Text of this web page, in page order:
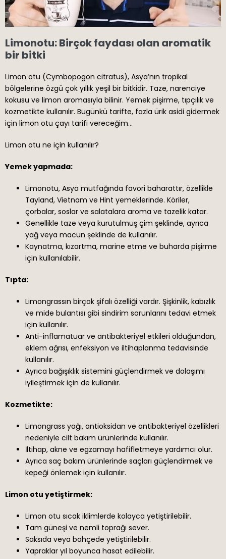
Limonotu: Birçok faydası olan aromatik
bir bitki
Limon otu (Cymbopogon citratus), Asya’nın tropikal
bölgelerine özgü çok yıllık yeşil bir bitkidir. Taze, narenciye
kokusu ve limon aromasıyla bilinir. Yemek pişirme, tıpçılık ve
kozmetikte kullanılır. Bugünkü tarifte, fazla ürik asidi gidermek
için limon otu çayı tarifi vereceğim…
Limon otu ne için kullanılır?
Yemek yapmada:
Limonotu, Asya mutfağında favori baharattır, özellikle
Tayland, Vietnam ve Hint yemeklerinde. Köriler,
çorbalar, soslar ve salatalara aroma ve tazelik katar.
Genellikle taze veya kurutulmuş çim şeklinde, ayrıca
yağ veya macun şeklinde de kullanılır.
Kaynatma, kızartma, marine etme ve buharda pişirme
için kullanılabilir.
Tıpta:
Limongrassın birçok şifalı özelliği vardır. Şişkinlik, kabızlık
ve mide bulantısı gibi sindirim sorunlarını tedavi etmek
için kullanılır.
Anti-inflamatuar ve antibakteriyel etkileri olduğundan,
eklem ağrısı, enfeksiyon ve iltihaplanma tedavisinde
kullanılır.
Ayrıca bağışıklık sistemini güçlendirmek ve dolaşımı
iyileştirmek için de kullanılır.
Kozmetikte:
Limongrass yağı, antioksidan ve antibakteriyel özellikleri
nedeniyle cilt bakım ürünlerinde kullanılır.
İltihap, akne ve egzamayı hafifletmeye yardımcı olur.
Ayrıca saç bakım ürünlerinde saçları güçlendirmek ve
kepeği önlemek için kullanılır.
Limon otu yetiştirmek:
Limon otu sıcak iklimlerde kolayca yetiştirilebilir.
Tam güneşi ve nemli toprağı sever.
Saksıda veya bahçede yetiştirilebilir.
Yapraklar yıl boyunca hasat edilebilir.